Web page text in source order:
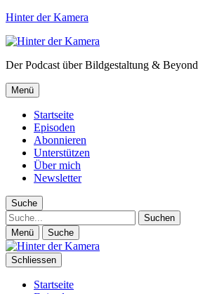
Hinter der Kamera
Der Podcast über Bildgestaltung & Beyond
Menü
Startseite
Episoden
Abonnieren
Unterstützen
Über mich
Newsletter
Suche
Suche
Menü Suche
Schliessen
Startseite